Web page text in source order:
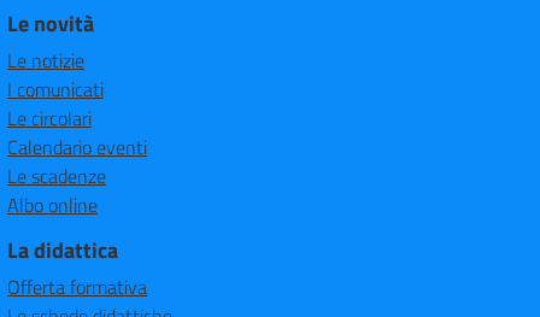
Le novità
Le notizie
I comunicati
Le circolari
Calendario eventi
Le scadenze
Albo online
La didattica
Offerta formativa